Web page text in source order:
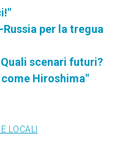
per la tregua
scenari futuri?
Hiroshima"
LOCALI